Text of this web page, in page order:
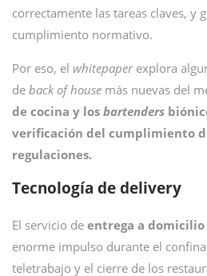
correctamente las tareas claves, y
cumplimiento normativo.
Por eso, el whitepaperexplora
de back of house más nuevas del
de cocina y los bartenders
verificación del cumplimiento
regulaciones.
Tecnología de delivery
El servicio de entrega a domicilio
enorme impulso durante el
teletrabajo y el cierre de los